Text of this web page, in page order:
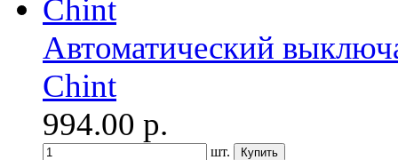
Автоматический
Chint
994.00 р.
шт.